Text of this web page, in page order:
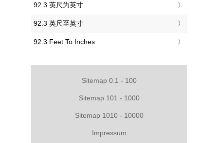
‎92.3 英尺为英寸
‎92.3 英尺至英寸
‎92.3 Feet To Inches
Sitemap 0.1 - 100
Sitemap 101 - 1000
Sitemap 1010 - 10000
Impressum